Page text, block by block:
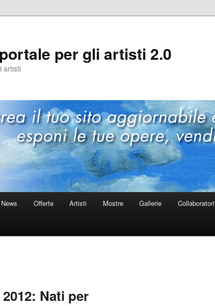
per gli artisti 2.0
artisti
News Offerte Artisti Mostre Gallerie Collaboratori
Nati per